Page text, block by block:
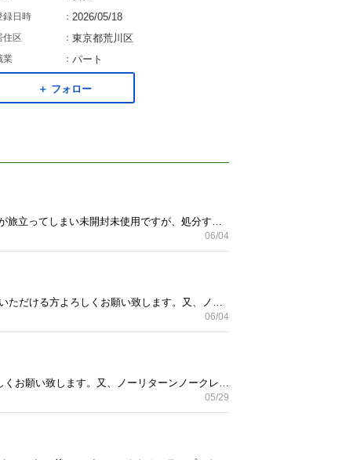
録日時 ： 2026/05/18
住区 ： 東京都荒川区
業 ： パート
＋ フォロー
06/04
06/04
05/29